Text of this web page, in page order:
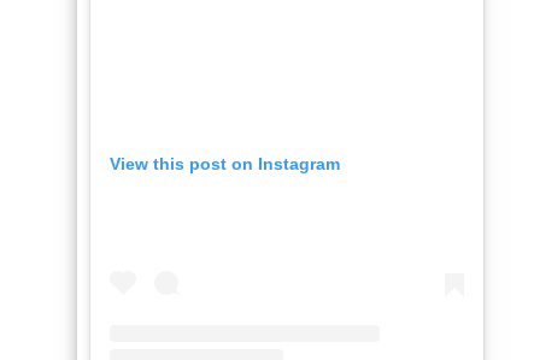
View this post on Instagram